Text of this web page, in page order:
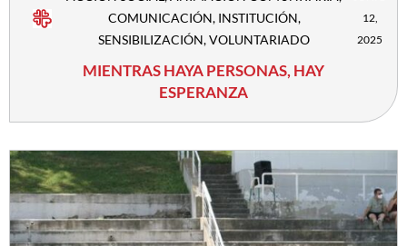
COMUNICACIÓN, INSTITUCIÓN,
SENSIBILIZACIÓN,VOLUNTARIADO
12,
2025
MIENTRAS HAYA PERSONAS, HAY
ESPERANZA